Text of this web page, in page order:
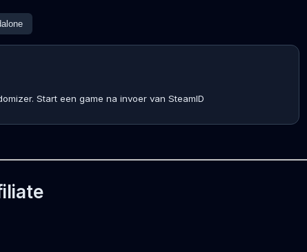
Start een game na invoer van SteamID